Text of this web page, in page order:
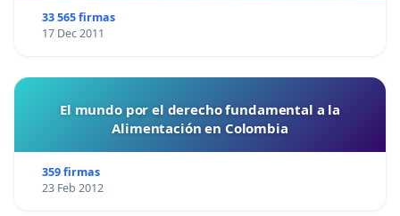
33 565 firmas
17 Dec 2011
El mundo por el derecho fundamental a la
Alimentación en Colombia
359 firmas
23 Feb 2012